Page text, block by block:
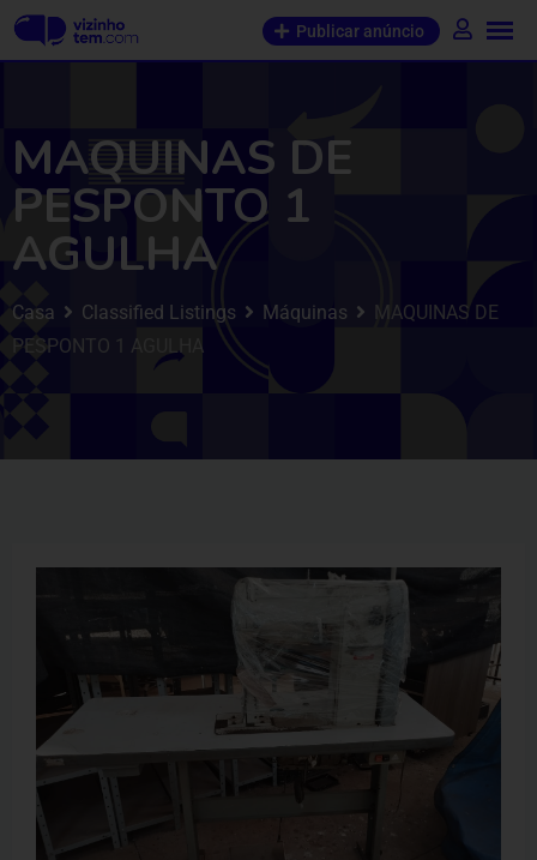
Publicar anúncio
MAQUINAS DE
PESPONTO 1
AGULHA
Casa Classified Listings Máquinas
MAQUINAS DE
PESPONTO 1 AGULHA